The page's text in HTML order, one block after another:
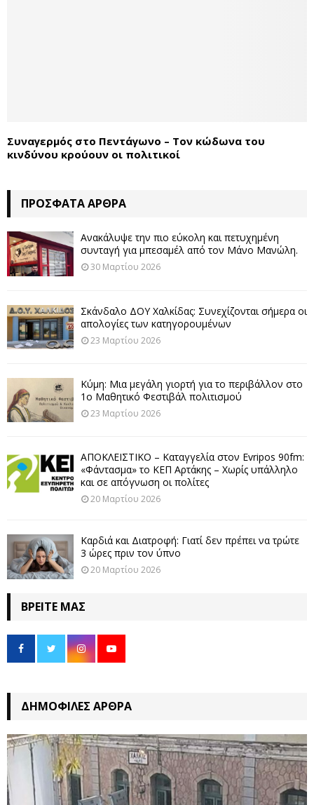
Συναγερμός στο Πεντάγωνο – Τον κώδωνα του
κινδύνου κρούουν οι πολιτικοί
ΠΡΌΣΦΑΤΑ ΆΡΘΡΑ
Ανακάλυψε την πιο εύκολη και πετυχημένη
συνταγή για μπεσαμέλ από τον Μάνο Μανώλη.
30 Μαρτίου 2026
Σκάνδαλο ΔΟΥ Χαλκίδας: Συνεχίζονται σήμερα οι
απολογίες των κατηγορουμένων
23 Μαρτίου 2026
Κύμη: Μια μεγάλη γιορτή για το περιβάλλον στο
1ο Μαθητικό Φεστιβάλ πολιτισμού
23 Μαρτίου 2026
ΑΠΟΚΛΕΙΣΤΙΚΟ – Καταγγελία στον Evripos 90fm:
«Φάντασμα» το ΚΕΠ Αρτάκης – Χωρίς υπάλληλο
και σε απόγνωση οι πολίτες
20 Μαρτίου 2026
Καρδιά και Διατροφή: Γιατί δεν πρέπει να τρώτε
3 ώρες πριν τον ύπνο
20 Μαρτίου 2026
ΒΡΕΊΤΕ ΜΑΣ
ΔΗΜΟΦΙΛΈΣ ΆΡΘΡΑ